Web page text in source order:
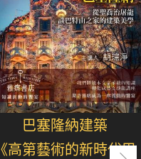
巴塞隆納建築
《高第藝術的新時代巴